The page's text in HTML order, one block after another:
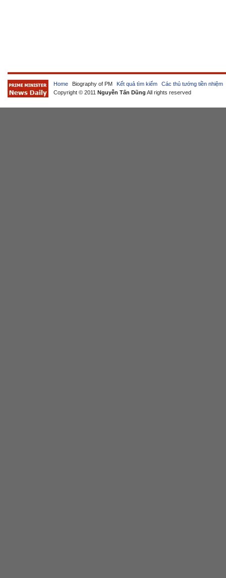
Home Biography of PM Kết quả tìm kiếm
Các thủ tướng tiền nhiệm
Copyright © 2011 Nguyễn Tấn Dũng All rights reserved